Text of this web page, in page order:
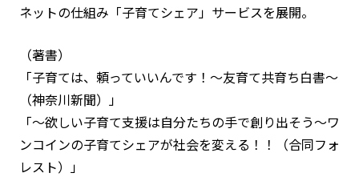
ネットの仕組み「子育てシェア」サービスを展開。
（著書）
「子育ては、頼っていいんです！〜友育て共育ち白書〜
（神奈川新聞）」
「〜欲しい子育て支援は自分たちの手で創り出そう〜ワ
ンコインの子育てシェアが社会を変える！！（合同フォ
レスト）」